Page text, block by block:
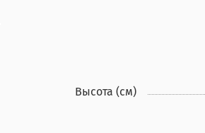
Высота (см)